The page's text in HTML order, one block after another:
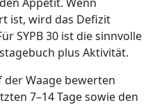
ist, wird das Defizit
SYPB 30 ist die sinnvolle
plus Aktivität.
der Waage bewerten
7–14 Tage sowie den